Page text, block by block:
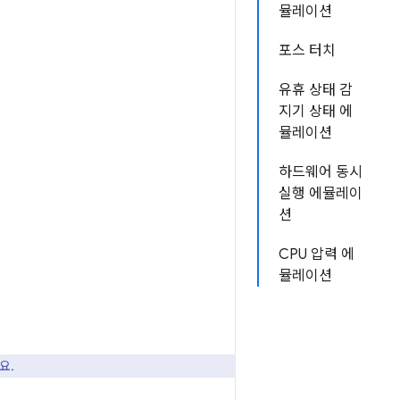
뮬레이션
포스 터치
유휴 상태 감
지기 상태 에
뮬레이션
하드웨어 동시
실행 에뮬레이
션
CPU 압력 에
뮬레이션
.